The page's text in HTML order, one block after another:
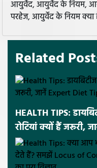
आयुर्वेद, आयुर्वेद के नियम,
परहेज, आयुर्वेद के नियम क्या हैं,
Related
HEALTH TIPS:
रोटियां क्यों हैं जरूरी,